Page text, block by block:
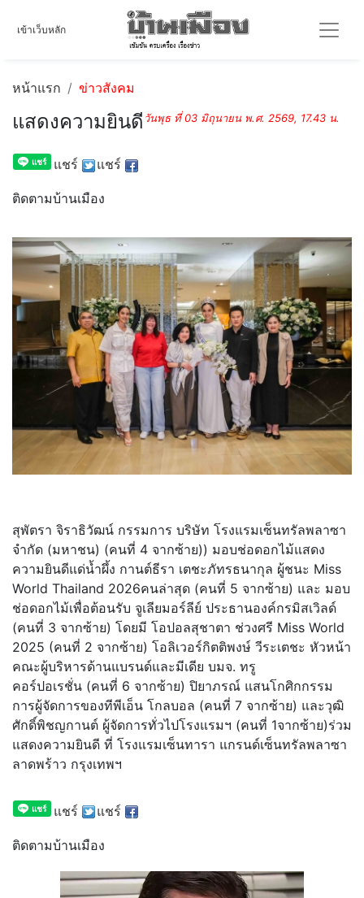
เข้าเว็บหลัก
หน้าแรก ข่าวสังคม
แสดงความยินดี วันพุธ ที่ 03 มิถุนายน พ.ศ. 2569, 17.43 น.
แชร์ แชร์
ติดตามบ้านเมือง
สุพัตรา จิราธิวัฒน์ กรรมการ บริษัท โรงแรมเซ็นทรัลพลาซา
จำกัด (มหาชน) (คนที่ 4 จากซ้าย)) มอบช่อดอกไม้แสดง
ความยินดีแด่น้ำผึ้ง กานต์ธีรา เตชะภัทรธนากุล ผู้ชนะ Miss
World Thailand 2026คนล่าสุด (คนที่ 5 จากซ้าย) และ มอบ
ช่อดอกไม้เพื่อต้อนรับ จูเลียมอร์ลีย์ ประธานองค์กรมิสเวิลด์
(คนที่ 3 จากซ้าย) โดยมี โอปอลสุชาตา ช่วงศรี Miss World
2025 (คนที่ 2 จากซ้าย) โอลิเวอร์กิตติพงษ์ วีระเตชะ หัวหน้า
คณะผู้บริหารด้านแบรนด์และมีเดีย บมจ. ทรู
คอร์ปอเรชั่น (คนที่ 6 จากซ้าย) ปิยาภรณ์ แสนโกศิกกรรม
การผู้จัดการของทีพีเอ็น โกลบอล (คนที่ 7 จากซ้าย) และวุฒิ
ศักดิ์พิชญกานต์ ผู้จัดการทั่วไปโรงแรมฯ (คนที่ 1จากซ้าย)ร่วม
แสดงความยินดี ที่ โรงแรมเซ็นทารา แกรนด์เซ็นทรัลพลาซา
ลาดพร้าว กรุงเทพฯ
แชร์ แชร์
ติดตามบ้านเมือง